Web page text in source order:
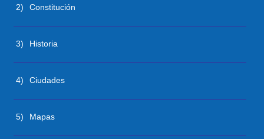
2) Constitución
3) Historia
4) Ciudades
5) Mapas